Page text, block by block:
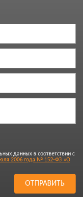
данных в соответствии с
2006 года № 152-ФЗ «О